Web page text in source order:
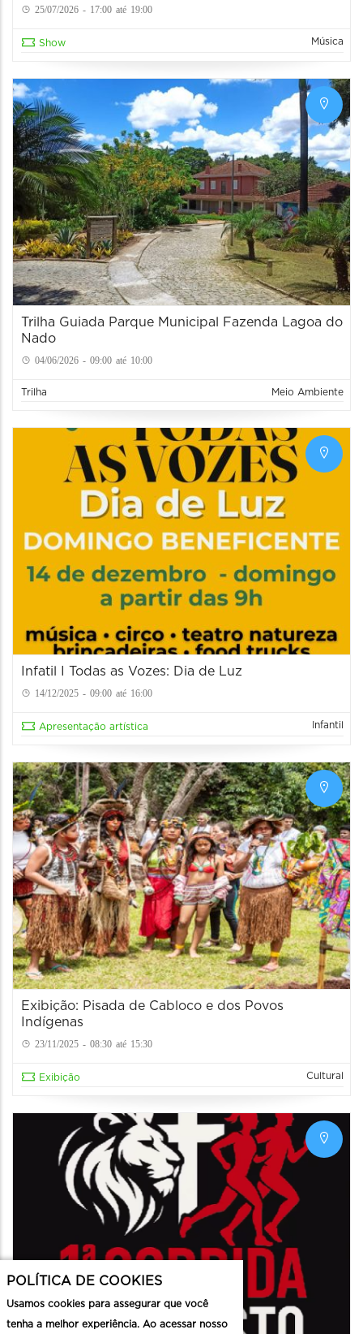
25/07/2026 - 17:00 até 19:00
Show Música
Trilha Guiada Parque Municipal Fazenda Lagoa do
Nado
04/06/2026 - 09:00 até 10:00
Trilha Meio Ambiente
Infatil I Todas as Vozes: Dia de Luz
14/12/2025 - 09:00 até 16:00
Apresentação artística Infantil
Exibição: Pisada de Cabloco e dos Povos
Indígenas
23/11/2025 - 08:30 até 15:30
Exibição Cultural
POLÍTICA DE COOKIES
Usamos cookies para assegurar que você
tenha a melhor experiência. Ao acessar nosso